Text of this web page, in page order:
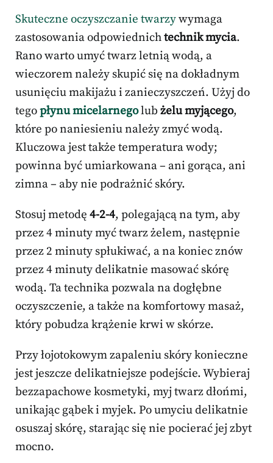
Skuteczne oczyszczanie twarzywymaga
zastosowania odpowiednichtechnik mycia.
Rano warto umyć twarz letnią wodą, a
wieczorem należy skupić się na dokładnym
usunięciu makijażu i zanieczyszczeń. Użyj do
tegopłynu micelarnegolub żelu myjącego,
które po naniesieniu należy zmyć wodą.
Kluczowa jest także temperatura wody;
powinna być umiarkowana – ani gorąca, ani
zimna – aby nie podrażnić skóry.
Stosuj metodę 4-2-4, polegającą na tym, aby
przez 4 minuty myć twarz żelem, następnie
przez 2 minuty spłukiwać, a na koniec znów
przez 4 minuty delikatnie masować skórę
wodą. Ta technika pozwala na dogłębne
oczyszczenie, a także na komfortowy masaż,
który pobudza krążenie krwi w skórze.
Przy łojotokowym zapaleniu skóry konieczne
jest jeszcze delikatniejsze podejście. Wybieraj
bezzapachowe kosmetyki, myj twarz dłońmi,
unikając gąbek i myjek. Po umyciu delikatnie
osuszaj skórę, starając się nie pocierać jej zbyt
mocno.